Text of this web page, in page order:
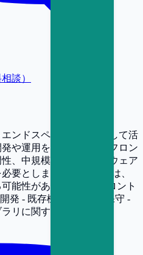
談）
ンドスペシャリストとして活
や運用を担当します。フロン
、中規模以上のソフトウェア
要とします。 具体的には、
能性があります。 - フロント
発 - 既存機能の改善・保守 -
リに関する調査